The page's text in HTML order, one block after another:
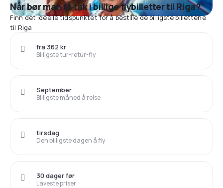
Når bør man få tak i billige flybilletter til Riga?
Finn det ideelle tidspunktet for å bestille de billigste billettene
til Riga
Billigste tur-retur-fly
fra 362 kr
Billigste måned å reise
September
Den billigste dagen å fly
tirsdag
Laveste priser
30 dager før